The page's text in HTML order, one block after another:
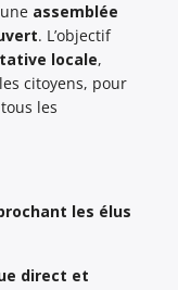
assemblée
. L’objectif
locale,
citoyens, pour
les
les élus
direct et